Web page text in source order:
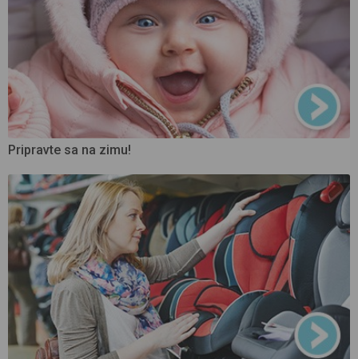
Pripravte sa na zimu!